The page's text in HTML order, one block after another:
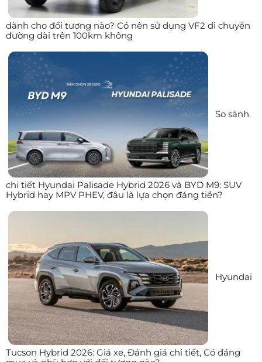
dành cho đối tượng nào? Có nên sử dụng VF2 di chuyển
đường dài trên 100km không
So sánh
chi tiết Hyundai Palisade Hybrid 2026 và BYD M9: SUV
Hybrid hay MPV PHEV, đâu là lựa chọn đáng tiền?
Hyundai
Tucson Hybrid 2026: Giá xe, Đánh giá chi tiết, Có đáng